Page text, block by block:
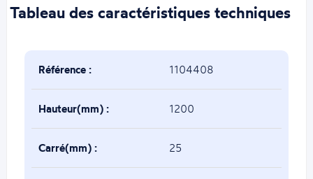
Tableau des caractéristiques techniques
Référence : 1104408
Hauteur(mm) : 1200
Carré(mm) : 25